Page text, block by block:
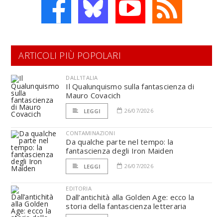
ARTICOLI PIÙ POPOLARI
DALL'ITALIA
Il Qualunquismo sulla fantascienza di
Mauro Covacich
LEGGI 26/07/2026
CONTAMINAZIONI
Da qualche parte nel tempo: la
fantascienza degli Iron Maiden
LEGGI 26/07/2026
EDITORIA
Dall’antichità alla Golden Age: ecco la
storia della fantascienza letteraria